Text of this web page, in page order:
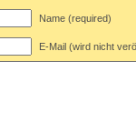
Name (required)
E-Mail (wird nicht